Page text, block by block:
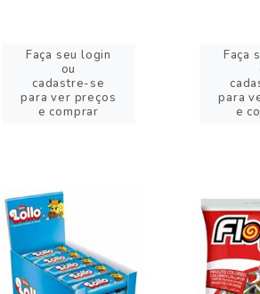
Faça seu login
ou
cadastre-se
para ver preços
e comprar
Faça
para
e